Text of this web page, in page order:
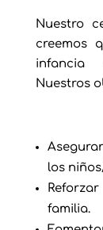
Nuestro
creemos
infancia
Nuestros
los
familia.